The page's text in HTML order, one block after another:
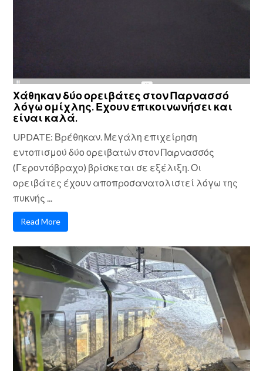
Χάθηκαν δύο ορειβάτες στον Παρνασσό
λόγω ομίχλης. Εχουν επικοινωνήσει και
είναι καλά.
UPDATE: Βρέθηκαν. Μεγάλη επιχείρηση
εντοπισμού δύο ορειβατών στον Παρνασσός
(Γεροντόβραχο) βρίσκεται σε εξέλιξη. Οι
ορειβάτες έχουν αποπροσανατολιστεί λόγω της
πυκνής ...
Read More